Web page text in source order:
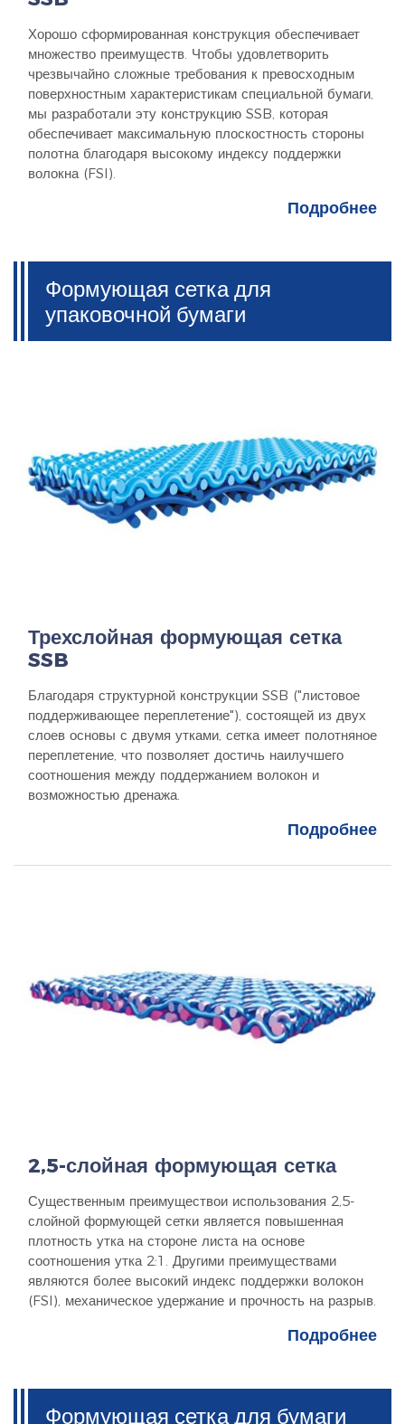
Хорошо сформированная конструкция обеспечивает
множество преимуществ. Чтобы удовлетворить
чрезвычайно сложные требования к превосходным
поверхностным характеристикам специальной бумаги,
мы разработали эту конструкцию SSB, которая
обеспечивает максимальную плоскостность стороны
полотна благодаря высокому индексу поддержки
волокна (FSI).
Подробнее
Формующая сетка для
упаковочной бумаги
Трехслойная формующая сетка
SSB
Благодаря структурной конструкции SSB ("листовое
поддерживающее переплетение"), состоящей из двух
слоев основы с двумя утками, сетка имеет полотняное
переплетение, что позволяет достичь наилучшего
соотношения между поддержанием волокон и
возможностью дренажа.
Подробнее
2,5-слойная формующая сетка
Существенным преимуществои использования 2,5-
слойной формующей сетки является повышенная
плотность утка на стороне листа на основе
соотношения утка 2:1. Другими преимуществами
являются более высокий индекс поддержки волокон
(FSI), механическое удержание и прочность на разрыв.
Подробнее
Формующая сетка для бумаги